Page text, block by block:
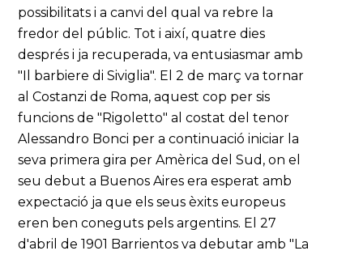
possibilitats i a canvi del qual va rebre la
fredor del públic. Tot i així, quatre dies
després i ja recuperada, va entusiasmar amb
"Il barbiere di Siviglia". El 2 de març va tornar
al Costanzi de Roma, aquest cop per sis
funcions de "Rigoletto" al costat del tenor
Alessandro Bonci per a continuació iniciar la
seva primera gira per Amèrica del Sud, on el
seu debut a Buenos Aires era esperat amb
expectació ja que els seus èxits europeus
eren ben coneguts pels argentins. El 27
d'abril de 1901 Barrientos va debutar amb "La